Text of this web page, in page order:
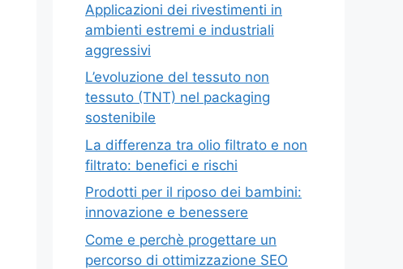
Applicazioni dei rivestimenti in
ambienti estremi e industriali
aggressivi
L’evoluzione del tessuto non
tessuto (TNT) nel packaging
sostenibile
La differenza tra olio filtrato e non
filtrato: benefici e rischi
Prodotti per il riposo dei bambini:
innovazione e benessere
Come e perchè progettare un
percorso di ottimizzazione SEO